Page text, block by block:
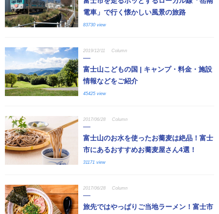
電車」で行く懐かしい風景の旅路
83730 view
2019/12/11 Column
富士山こどもの国 | キャンプ・料金・施設
情報などをご紹介
45425 view
2017/06/28 Column
富士山のお水を使ったお蕎麦は絶品！富士
市にあるおすすめお蕎麦屋さん4選！
31171 view
2017/06/28 Column
旅先ではやっぱりご当地ラーメン！富士市